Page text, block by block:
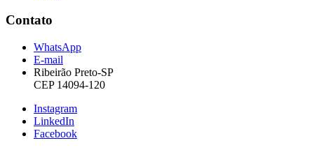
Contato
WhatsApp
E-mail
Ribeirão Preto-SP
CEP 14094-120
Instagram
LinkedIn
Facebook